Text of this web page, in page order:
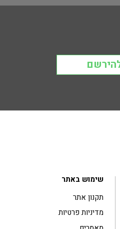
שימוש באתר
תקנון אתר
מדיניות פרטיות